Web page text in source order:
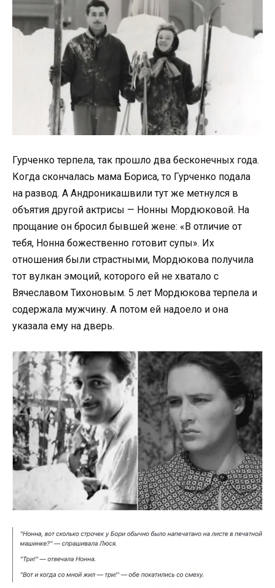
Гурченко терпела, так прошло два бесконечных года.
Когда скончалась мама Бориса, то Гурченко подала
на развод. А Андроникашвили тут же метнулся в
объятия другой актрисы — Нонны Мордюковой. На
прощание он бросил бывшей жене: «В отличие от
тебя, Нонна божественно готовит супы». Их
отношения были страстными, Мордюкова получила
тот вулкан эмоций, которого ей не хватало с
Вячеславом Тихоновым. 5 лет Мордюкова терпела и
содержала мужчину. А потом ей надоело и она
указала ему на дверь.